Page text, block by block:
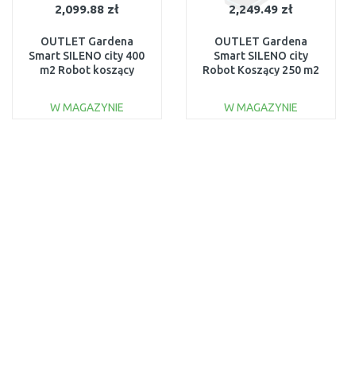
2,099.88 zł
OUTLET Gardena
Smart SILENO city 400
m2 Robot koszący
W MAGAZYNIE
2,249.49 zł
OUTLET Gardena
Smart SILENO city
Robot Koszący 250 m2
W MAGAZYNIE